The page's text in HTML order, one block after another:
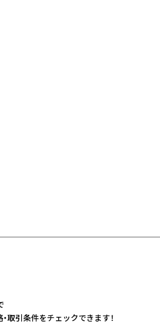
取引条件をチェックできます！